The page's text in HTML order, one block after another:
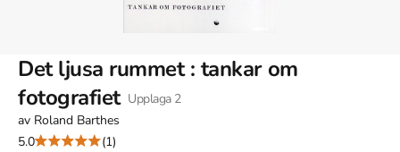
Det ljusa rummet : tankar om
fotografiet Upplaga 2
av Roland Barthes
5.0
(1)